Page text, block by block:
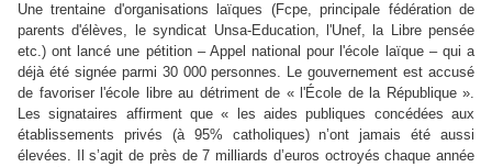
Une trentaine d'organisations laïques (Fcpe, principale fédération de
parents d'élèves, le syndicat Unsa-Education, l'Unef, la Libre pensée
etc.) ont lancé une pétition – Appel national pour l'école laïque – qui a
déjà été signée parmi 30 000 personnes. Le gouvernement est accusé
de favoriser l'école libre au détriment de « l'École de la République ».
Les signataires affirment que « les aides publiques concédées aux
établissements privés (à 95% catholiques) n’ont jamais été aussi
élevées. Il s’agit de près de 7 milliards d’euros octroyés chaque année